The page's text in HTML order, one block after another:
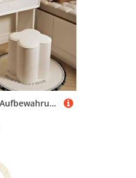
Schminktisch Mit Aufbewahrungshocker, Frisiertisch Mit Spiegel Und Licht, Packung Mit Puderquasten-Aufbewahrungseimer(Round Mirror,C)